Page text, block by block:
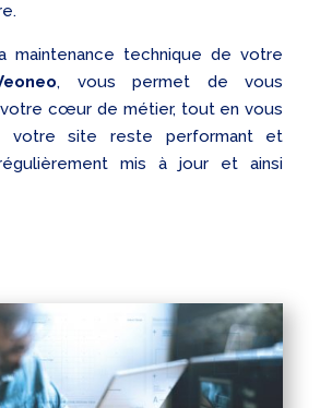
maintenance technique de votre
, vous permet de vous
cœur de métier, tout en vous
votre site reste performant et
mis à jour et ainsi